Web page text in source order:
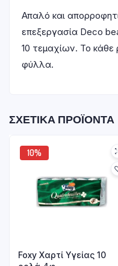
Απαλό και
επεξεργασία Deco
10 τεμαχίων. Το κάθε
φύλλα.
ΣΧΕΤΙΚΆ ΠΡΟΪΌΝΤΑ
10%
Foxy Χαρτί Υγείας 10